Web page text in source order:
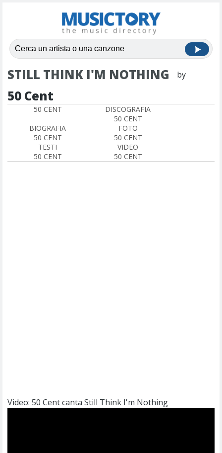
STILL THINK I'M NOTHING by
50 Cent
50 CENT
DISCOGRAFIA
50 CENT
BIOGRAFIA
50 CENT
FOTO
50 CENT
TESTI
50 CENT
VIDEO
50 CENT
Video: 50 Cent canta Still Think I'm Nothing